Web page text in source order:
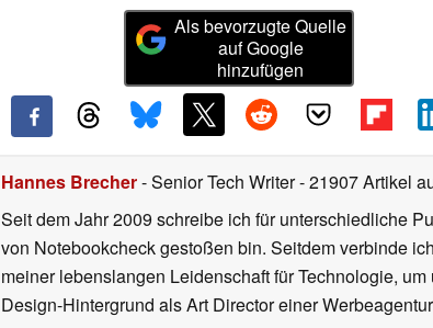
Als bevorzugte Quelle
auf Google
hinzufügen
Hannes Brecher- Senior Tech Writer- 21907 Artikel
Seit dem Jahr 2009 schreibe ich für unterschiedliche
von Notebookcheck gestoßen bin. Seitdem verbinde
meiner lebenslangen Leidenschaft für Technologie,
Design-Hintergrund als Art Director einer